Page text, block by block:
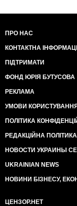
ПРО НАС
КОНТАКТНА
ПІДТРИМАТИ
ФОНД ЮРІЯ БУТУСОВА
РЕКЛАМА
УМОВИ КОРИСТУВАННЯ
ПОЛІТИКА
РЕДАКЦІЙНА ПОЛІТИКА
НОВОСТИ УКРАИНЫ
UKRAINIAN NEWS
НОВИНИ БІЗНЕСУ,
ЦЕНЗОР.НЕТ